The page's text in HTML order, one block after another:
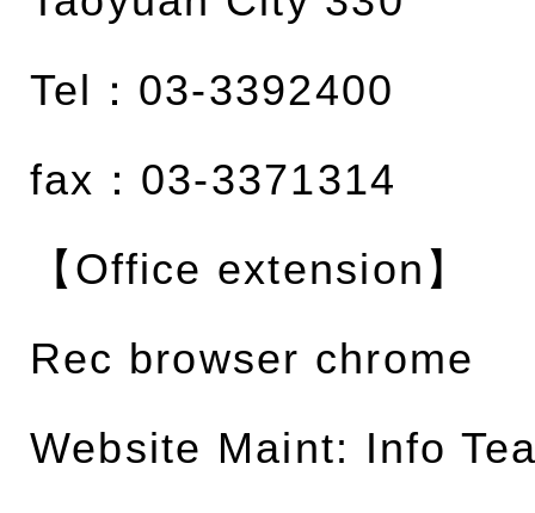
Tel：03-3392400
fax：03-3371314
【Office extension】
Rec browser chrome
Website Maint: Info